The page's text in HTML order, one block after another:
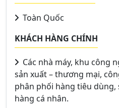
Toàn Quốc
KHÁCH HÀNG CHÍNH
Các nhà máy, khu công
sản xuất – thương mại,
phân phối hàng tiêu dùng,
hàng cá nhân.